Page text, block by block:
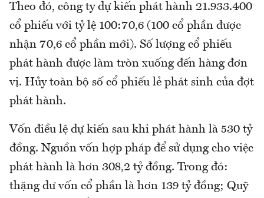
Theo đó, công ty dự kiến phát hành 21.933.400
cổ phiếu với tỷ lệ 100:70,6 (100 cổ phần được
nhận 70,6 cổ phần mới). Số lượng cổ phiếu
phát hành được làm tròn xuống đến hàng đơn
vị. Hủy toàn bộ số cổ phiếu lẻ phát sinh của đợt
phát hành.
Vốn điều lệ dự kiến sau khi phát hành là 530 tỷ
đồng. Nguồn vốn hợp pháp để sử dụng cho việc
phát hành là hơn 308,2 tỷ đồng. Trong đó:
thặng dư vốn cổ phần là hơn 139 tỷ đồng; Quỹ